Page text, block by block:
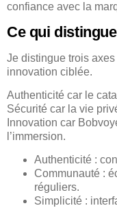
confiance avec la
Ce qui
Je distingue trois
innovation ciblée.
Authenticité car le
Sécurité car la vie
Innovation car
l’immersion.
Authenticité :
Communauté :
réguliers.
Simplicité :